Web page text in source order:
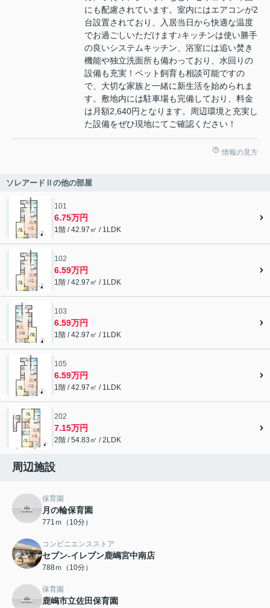
にも配慮されています。室内にはエアコンが2
台設置されており、入居当日から快適な温度
でお過ごしいただけます♪キッチンは使い勝手
の良いシステムキッチン、浴室には追い焚き
機能や独立洗面所も備わっており、水回りの
設備も充実！ペット飼育も相談可能ですの
で、大切な家族と一緒に新生活を始められま
す。敷地内には駐車場も完備しており、料金
は月額2,640円となります。周辺環境と充実し
た設備をぜひ現地にてご確認ください！
情報の見方
ソレアードⅡの他の部屋
101
6.75万円
1階 / 42.97㎡ / 1LDK
102
6.59万円
1階 / 42.97㎡ / 1LDK
103
6.59万円
1階 / 42.97㎡ / 1LDK
105
6.59万円
1階 / 42.97㎡ / 1LDK
202
7.15万円
2階 / 54.83㎡ / 2LDK
周辺施設
保育園
月の輪保育園
771ｍ（10分）
コンビニエンスストア
セブン-イレブン鹿嶋宮中南店
788ｍ（10分）
保育園
鹿嶋市立佐田保育園